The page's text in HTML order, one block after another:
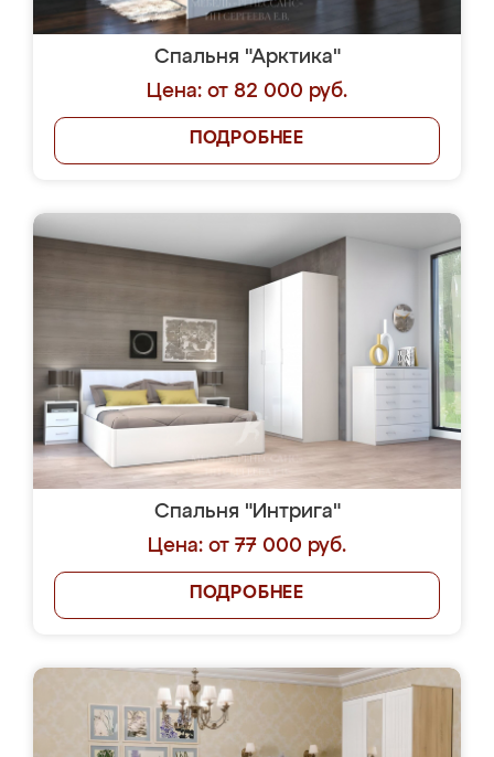
Спальня "Арктика"
Цена: от 82 000 руб.
ПОДРОБНЕЕ
Спальня "Интрига"
Цена: от 77 000 руб.
ПОДРОБНЕЕ